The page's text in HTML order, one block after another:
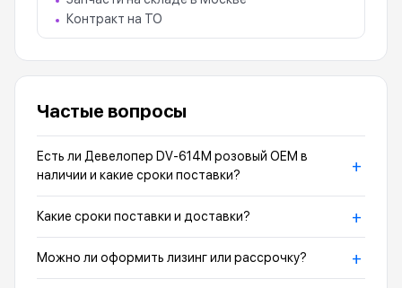
Контракт на ТО
Частые вопросы
Есть ли Девелопер DV-614M розовый OEM в
наличии и какие сроки поставки?
+
Какие сроки поставки и доставки? +
Можно ли оформить лизинг или рассрочку? +